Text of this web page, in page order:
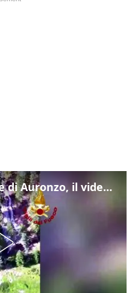
Frana lambisce le case di Auronzo, il video dall'elicottero dei vigili del fuoco